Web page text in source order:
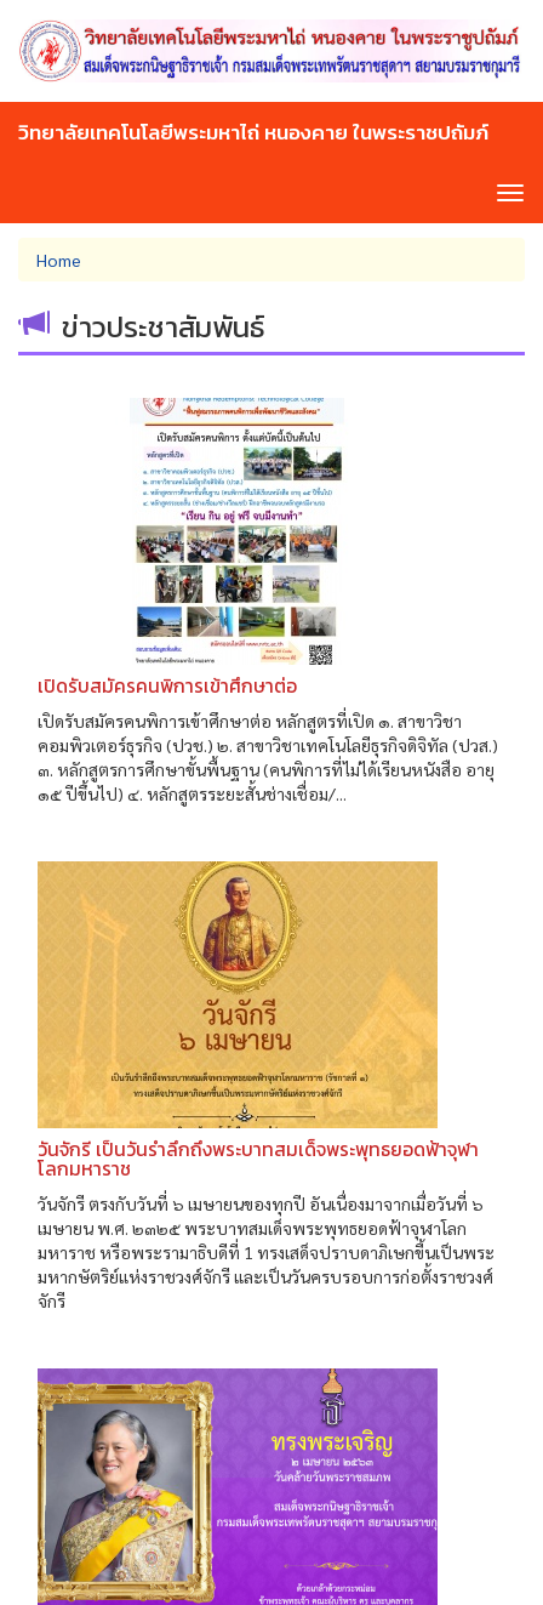
main
content
วิทยาลัยเทคโนโลยีพระมหาไถ่ หนองคาย ในพระราชปถัมภ์
You
are
here
Home
ข่าวประชาสัมพันธ์
เปิดรับสมัครคนพิการเข้าศึกษาต่อ
เปิดรับสมัครคนพิการเข้าศึกษาต่อ หลักสูตรที่เปิด ๑. สาขาวิชา
คอมพิวเตอร์ธุรกิจ (ปวช.) ๒. สาขาวิชาเทคโนโลยีธุรกิจดิจิทัล (ปวส.)
๓. หลักสูตรการศึกษาขั้นพื้นฐาน (คนพิการที่ไม่ได้เรียนหนังสือ อายุ
๑๕ ปีขึ้นไป) ๔. หลักสูตรระยะสั้นช่างเชื่อม/...
วันจักรี เป็นวันรำลึกถึงพระบาทสมเด็จพระพุทธยอดฟ้าจุฬา
โลกมหาราช
วันจักรี ตรงกับวันที่ ๖ เมษายนของทุกปี อันเนื่องมาจากเมื่อวันที่ ๖
เมษายน พ.ศ. ๒๓๒๕ พระบาทสมเด็จพระพุทธยอดฟ้าจุฬาโลก
มหาราช หรือพระรามาธิบดีที่ 1 ทรงเสด็จปราบดาภิเษกขี้นเป็นพระ
มหากษัตริย์แห่งราชวงศ์จักรี และเป็นวันครบรอบการก่อตั้งราชวงศ์
จักรี